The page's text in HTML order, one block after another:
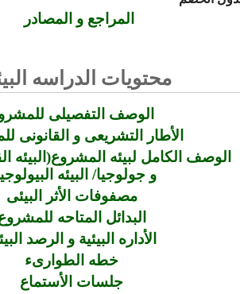
المراجع و المصادر
محتويات الدراسه
الوصف التفصيلى
الأطار التشريعى و القانونى
الوصف الكامل لبيئه المشروع(البيئه
و جولوجيا/ البيئه
مصفوفات الأثر البيئى
البدائل المتاحه
الأداره البيئية و الرصد
خطه الطوارىء
جلسات الأستماع